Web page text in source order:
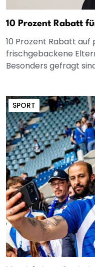
10 Prozent Rabatt
10 Prozent Rabatt
frischgebackene
Besonders gefragt
SPORT